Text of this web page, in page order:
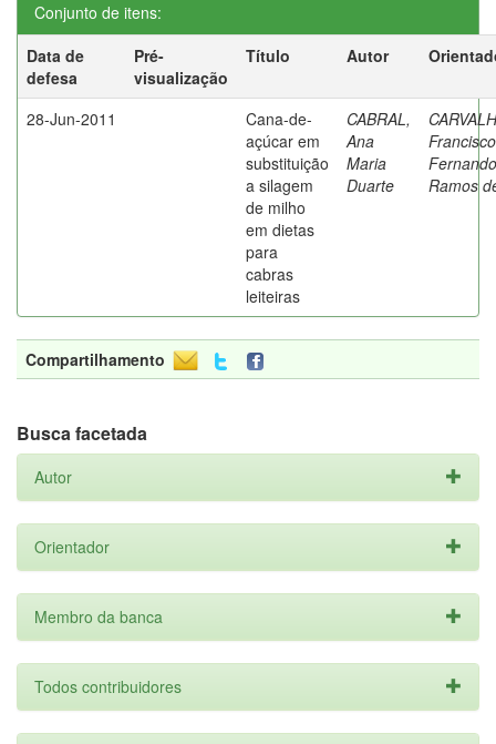
Conjunto de itens:
Data de
defesa
Pré-
visualização
Título Autor
28-Jun-2011
Cana-de-
açúcar em
substituição
a silagem
de milho
em dietas
para
cabras
leiteiras
CABRAL,
Ana
Maria
Duarte
Francisco
Fernando
Ramos
Compartilhamento
Busca facetada
Autor
Orientador
Membro da banca
Todos contribuidores